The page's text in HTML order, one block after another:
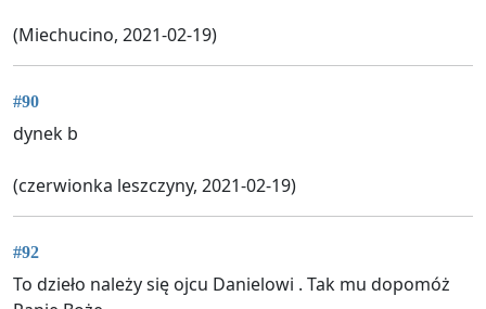
(Miechucino, 2021-02-19)
#90
dynek b
(czerwionka leszczyny, 2021-02-19)
#92
To dzieło należy się ojcu Danielowi . Tak mu dopomóż